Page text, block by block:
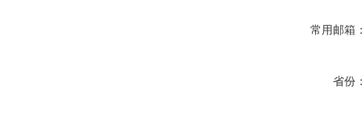
常用邮箱
省份